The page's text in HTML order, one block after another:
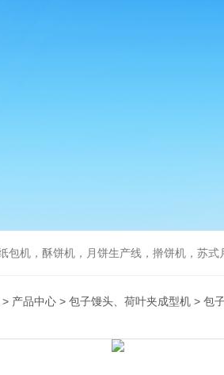
包机，酥饼机，月饼生产线，擀饼机，苏式月饼机，
> 产品中心 > 包子馒头、荷叶夹成型机 > 包